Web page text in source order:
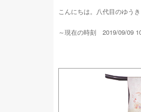
こんにちは。八代目のゆう
～現在の時刻 2019/09/09